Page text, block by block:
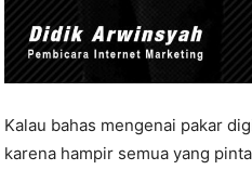
Kalau bahas mengenai pakar
karena hampir semua yang